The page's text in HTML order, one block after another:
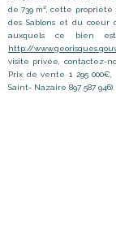
de 739 m², cette
des Sablons et du coeur
auxquels ce bien
http://
visite privée, contactez-
Prix de vente 1 295
Saint- Nazaire 897 587 946).